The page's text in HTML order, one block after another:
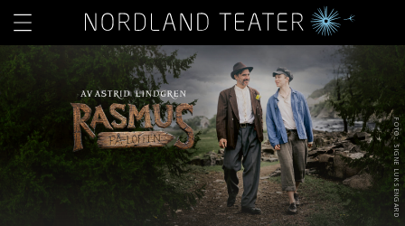
FOTO: SIGNE LUKSENGARD